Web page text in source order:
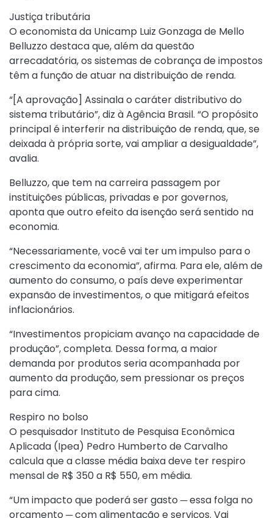
Justiça tributária
O economista da Unicamp Luiz Gonzaga de Mello
Belluzzo destaca que, além da questão
arrecadatória, os sistemas de cobrança de impostos
têm a função de atuar na distribuição de renda.
“[A aprovação] Assinala o caráter distributivo do
sistema tributário”, diz à Agência Brasil. “O propósito
principal é interferir na distribuição de renda, que, se
deixada à própria sorte, vai ampliar a desigualdade”,
avalia.
Belluzzo, que tem na carreira passagem por
instituições públicas, privadas e por governos,
aponta que outro efeito da isenção será sentido na
economia.
“Necessariamente, você vai ter um impulso para o
crescimento da economia”, afirma. Para ele, além de
aumento do consumo, o país deve experimentar
expansão de investimentos, o que mitigará efeitos
inflacionários.
“Investimentos propiciam avanço na capacidade de
produção”, completa. Dessa forma, a maior
demanda por produtos seria acompanhada por
aumento da produção, sem pressionar os preços
para cima.
Respiro no bolso
O pesquisador Instituto de Pesquisa Econômica
Aplicada (Ipea) Pedro Humberto de Carvalho
calcula que a classe média baixa deve ter respiro
mensal de R$ 350 a R$ 550, em média.
“Um impacto que poderá ser gasto ─ essa folga no
orçamento ─ com alimentação e serviços. Vai